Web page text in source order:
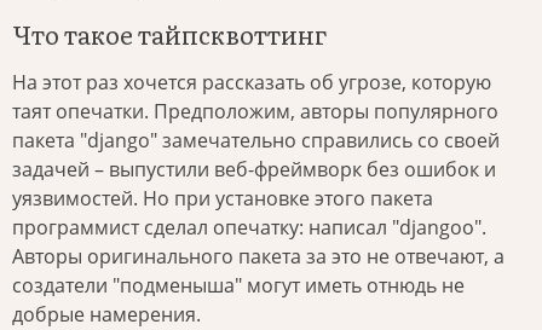
Что такое тайпсквоттинг
На этот раз хочется рассказать об угрозе, которую
таят опечатки. Предположим, авторы популярного
пакета "django" замечательно справились со своей
задачей – выпустили веб-фреймворк без ошибок и
уязвимостей. Но при установке этого пакета
программист сделал опечатку: написал "djangoo".
Авторы оригинального пакета за это не отвечают, а
создатели "подменыша" могут иметь отнюдь не
добрые намерения.